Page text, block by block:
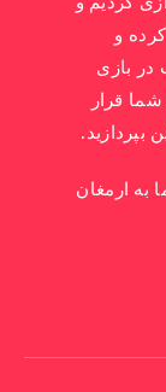
و
در بازی
قرار
بپردازید.
به ارمغان